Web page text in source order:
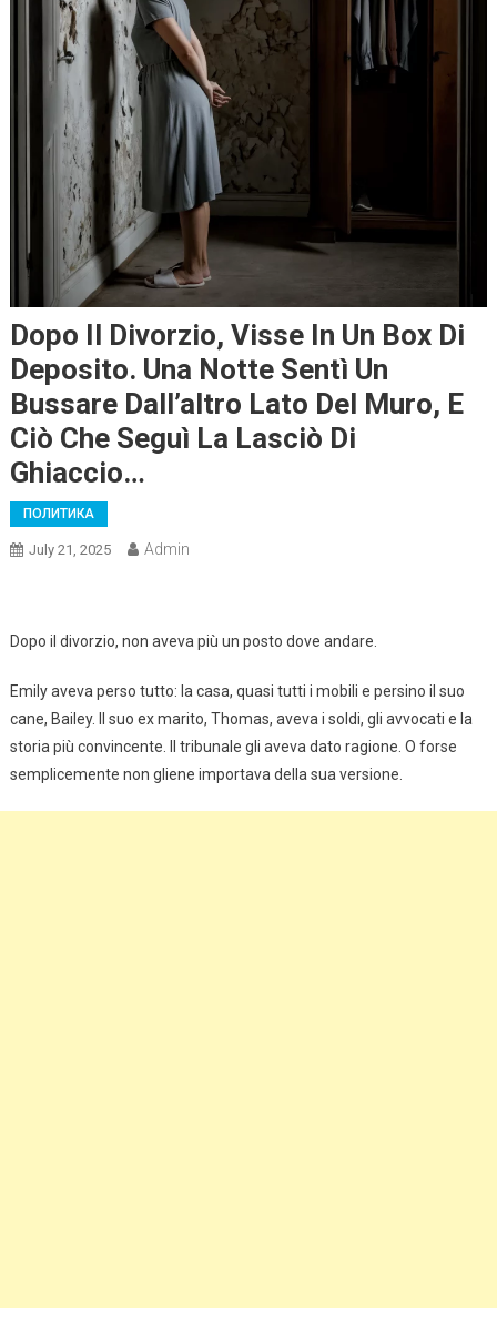
Dopo Il Divorzio, Visse In Un Box Di
Deposito. Una Notte Sentì Un
Bussare Dall’altro Lato Del Muro, E
Ciò Che Seguì La Lasciò Di
Ghiaccio…
ПОЛИТИКА
July 21, 2025 Admin
Dopo il divorzio, non aveva più un posto dove andare.
Emily aveva perso tutto: la casa, quasi tutti i mobili e persino il suo
cane, Bailey. Il suo ex marito, Thomas, aveva i soldi, gli avvocati e la
storia più convincente. Il tribunale gli aveva dato ragione. O forse
semplicemente non gliene importava della sua versione.